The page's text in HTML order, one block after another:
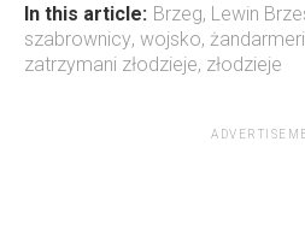
In this article: Brzeg, Lewin
szabrownicy, wojsko,
zatrzymani złodzieje, złodzieje